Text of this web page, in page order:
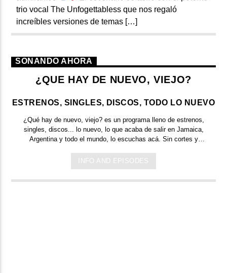
trio vocal The Unfogettabless que nos regaló
increíbles versiones de temas […]
SONANDO AHORA
¿QUE HAY DE NUEVO, VIEJO?
ESTRENOS, SINGLES, DISCOS, TODO LO NUEVO
¿Qué hay de nuevo, viejo?es un programa lleno de estrenos,
singles, discos... lo nuevo, lo que acaba de salir enJamaica,
Argentina y todo el mundo, lo escuchas acá. Sin cortes y
INFO AND EPISODES